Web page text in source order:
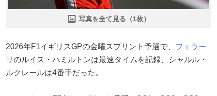
写真を全て見る（1枚）
2026年F1イギリスGPの金曜スプリント予選で、 フェラー
リ のルイス・ハミルトンは最速タイムを記録、シャルル・
ルクレールは4番手だった。